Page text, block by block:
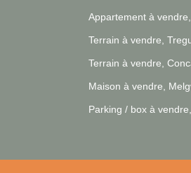
Appartement à
Terrain à vendre,
Terrain à vendre,
Maison à vendre,
Parking / box à